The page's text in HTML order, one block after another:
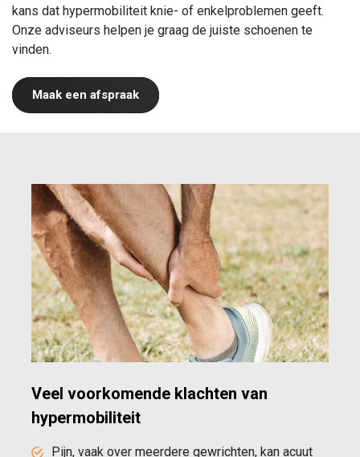
kans dat hypermobiliteit knie- of enkelproblemen geeft.
Onze adviseurs helpen je graag de juiste schoenen te
vinden.
Maak een afspraak
Veel voorkomende klachten van
hypermobiliteit
Pijn, vaak over meerdere gewrichten, kan acuut